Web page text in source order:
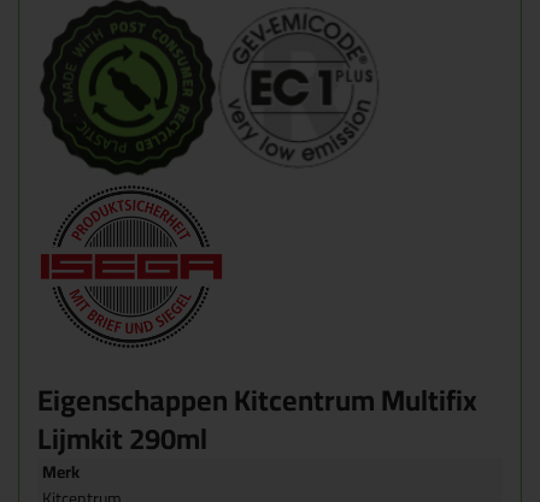
Eigenschappen Kitcentrum Multifix
Lijmkit 290ml
Merk